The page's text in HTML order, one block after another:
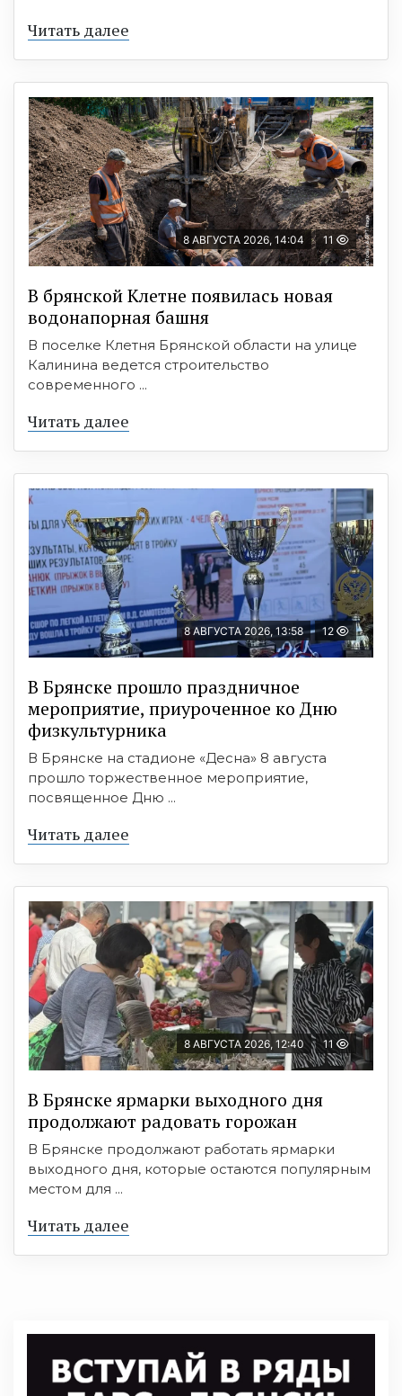
Читать далее
8 АВГУСТА 2026, 14:04 11
В брянской Клетне появилась новая
водонапорная башня
В поселке Клетня Брянской области на улице
Калинина ведется строительство
современного ...
Читать далее
8 АВГУСТА 2026, 13:58 12
В Брянске прошло праздничное
мероприятие, приуроченное ко Дню
физкультурника
В Брянске на стадионе «Десна» 8 августа
прошло торжественное мероприятие,
посвященное Дню ...
Читать далее
8 АВГУСТА 2026, 12:40 11
В Брянске ярмарки выходного дня
продолжают радовать горожан
В Брянске продолжают работать ярмарки
выходного дня, которые остаются популярным
местом для ...
Читать далее